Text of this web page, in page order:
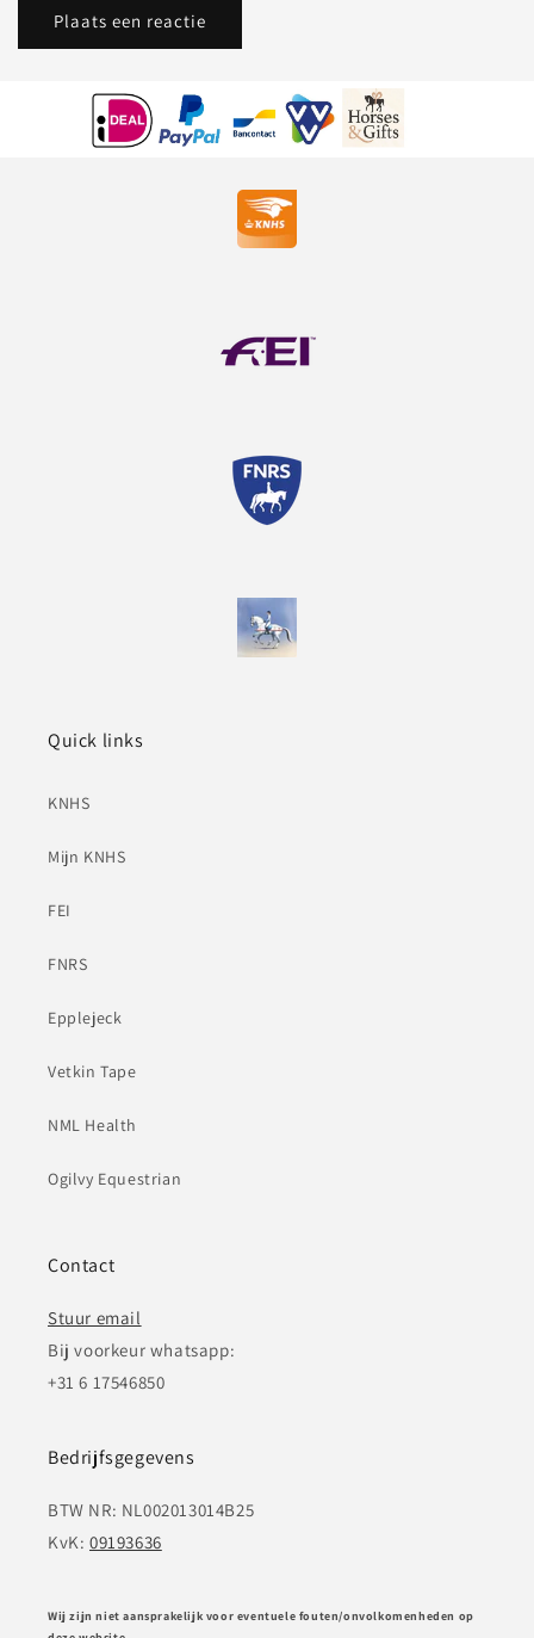
Quick links
KNHS
Mijn KNHS
FEI
FNRS
Epplejeck
Vetkin Tape
NML Health
Ogilvy Equestrian
Contact
Stuur email
Bij voorkeur whatsapp:
+31 6 17546850
Bedrijfsgegevens
BTW NR: NL002013014B25
KvK: 09193636
Wij zijn niet aansprakelijk voor eventuele fouten/onvolkomenheden op